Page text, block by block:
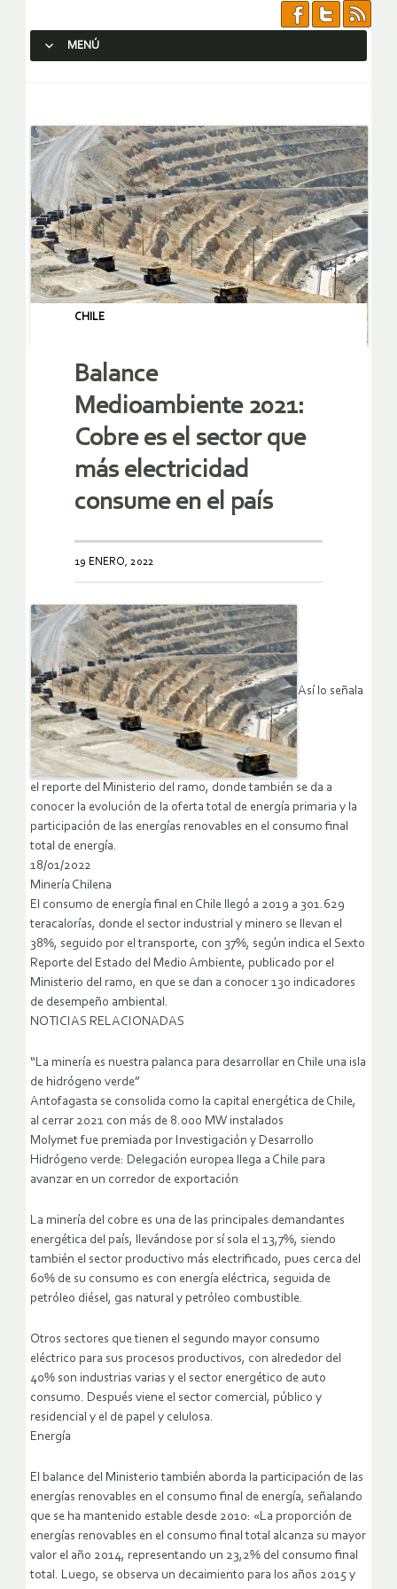
MENÚ
CHILE
Balance
Medioambiente 2021:
Cobre es el sector que
más electricidad
consume en el país
19 ENERO, 2022
Así lo señala
el reporte del Ministerio del ramo, donde también se da a
conocer la evolución de la oferta total de energía primaria y la
participación de las energías renovables en el consumo final
total de energía.
18/01/2022
Minería Chilena
El consumo de energía final en Chile llegó a 2019 a 301.629
teracalorías, donde el sector industrial y minero se llevan el
38%, seguido por el transporte, con 37%, según indica el Sexto
Reporte del Estado del Medio Ambiente, publicado por el
Ministerio del ramo, en que se dan a conocer 130 indicadores
de desempeño ambiental.
NOTICIAS RELACIONADAS
“La minería es nuestra palanca para desarrollar en Chile una isla
de hidrógeno verde”
Antofagasta se consolida como la capital energética de Chile,
al cerrar 2021 con más de 8.000 MW instalados
Molymet fue premiada por Investigación y Desarrollo
Hidrógeno verde: Delegación europea llega a Chile para
avanzar en un corredor de exportación
La minería del cobre es una de las principales demandantes
energética del país, llevándose por sí sola el 13,7%, siendo
también el sector productivo más electrificado, pues cerca del
60% de su consumo es con energía eléctrica, seguida de
petróleo diésel, gas natural y petróleo combustible.
Otros sectores que tienen el segundo mayor consumo
eléctrico para sus procesos productivos, con alrededor del
40% son industrias varias y el sector energético de auto
consumo. Después viene el sector comercial, público y
residencial y el de papel y celulosa.
Energía
El balance del Ministerio también aborda la participación de las
energías renovables en el consumo final de energía, señalando
que se ha mantenido estable desde 2010: «La proporción de
energías renovables en el consumo final total alcanza su mayor
valor el año 2014, representando un 23,2% del consumo final
total. Luego, se observa un decaimiento para los años 2015 y